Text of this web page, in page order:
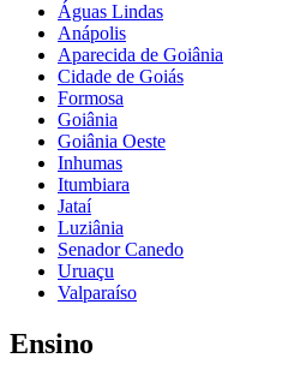
Águas Lindas
Anápolis
Aparecida de Goiânia
Cidade de Goiás
Formosa
Goiânia
Goiânia Oeste
Inhumas
Itumbiara
Jataí
Luziânia
Senador Canedo
Uruaçu
Valparaíso
Ensino